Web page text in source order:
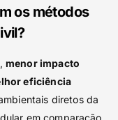
os métodos
, menor impacto
eficiência
diretos da
em comparação